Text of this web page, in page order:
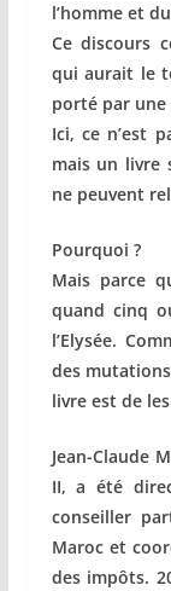
l’homme et
Ce discours
qui aurait le
porté par une
Ici, ce n’est
mais un livre
ne peuvent
Pourquoi ?
Mais parce
quand cinq
l’Elysée.
des
livre est de
Jean-Claude
II, a été
conseiller
Maroc et
des impôts.